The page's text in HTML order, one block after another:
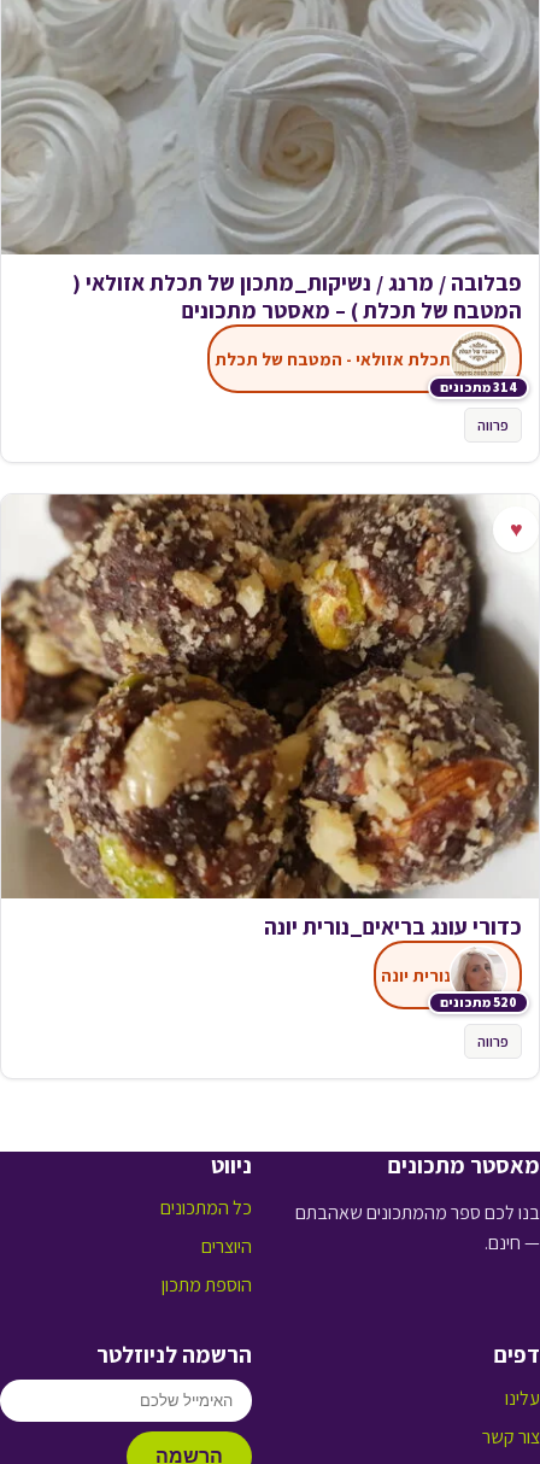
פבלובה / מרנג / נשיקות_מתכון של תכלת אזולאי (
המטבח של תכלת ) – מאסטר מתכונים
314 מתכונים
תכלת אזולאי - המטבח של תכלת
פרווה
♥
כדורי עונג בריאים_נורית יונה
520 מתכונים
נורית יונה
פרווה
מאסטר מתכונים
בנו לכם ספר מהמתכונים שאהבתם
— חינם.
ניווט
כל המתכונים
היוצרים
הוספת מתכון
דפים
עלינו
צור קשר
הרשמה לניוזלטר
הרשמה